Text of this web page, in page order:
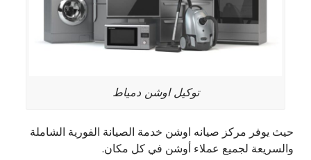
توكيل اوشن دمياط
حيث يوفر مركز صيانه اوشن خدمة الصيانة الفورية الشاملة
والسريعة لجميع عملاء أوشن في كل مكان.